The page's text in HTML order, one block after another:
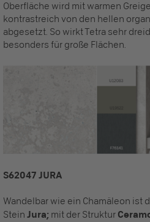
Oberfläche wird mit warmen
kontrastreich von den hellen
abgesetzt. So wirkt Tetra sehr
besonders für große Flächen.
S62047 JURA
Wandelbar wie ein Chamäleon ist
Stein Jura; mit der Struktur